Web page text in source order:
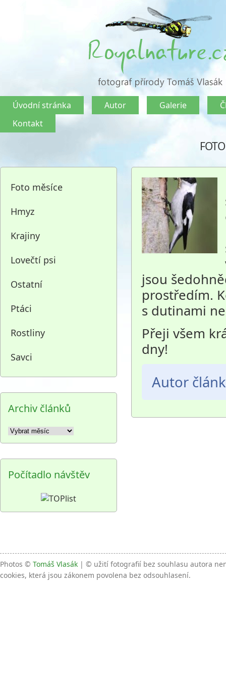
Úvodní stránka Autor Galerie
Kontakt
Foto měsíce
Hmyz
Krajiny
Lovečtí psi
Ostatní
Ptáci
Rostliny
Savci
Archiv článků
Archiv
článků
Počítadlo návštěv
jsou
prostředím.
s dutinami
Přeji všem
dny!
Autor
Photos © Tomáš Vlasák | © užití fotografií bez souhlasu autora
cookies, která jsou zákonem povolena bez odsouhlasení.